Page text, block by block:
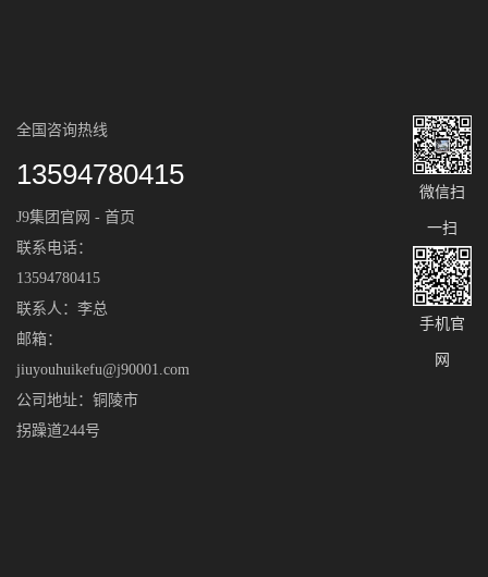
全国咨询热线
13594780415
J9集团官网 - 首页
联系电话：
13594780415
联系人：李总
邮箱：
jiuyouhuikefu@j90001.com
公司地址：铜陵市
拐躁道244号
微信扫
一扫
手机官
网